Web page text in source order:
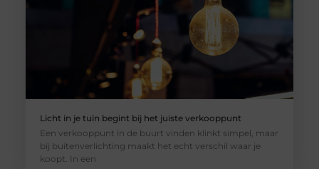
Licht in je tuin begint bij het juiste verkooppunt
Een verkooppunt in de buurt vinden klinkt simpel, maar
bij buitenverlichting maakt het echt verschil waar je
koopt. In een